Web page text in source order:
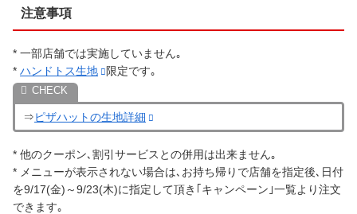
注意事項
* 一部店舗では実施していません｡
* ハンドトス生地 限定です｡
⇒ピザハットの生地詳細
* 他のクーポン､割引サービスとの併用は出来ません｡
* メニューが表示されない場合は､お持ち帰りで店舗を指定後､日付
を9/17(金)～9/23(木)に指定して頂き｢キャンペーン｣一覧より注文
できます｡